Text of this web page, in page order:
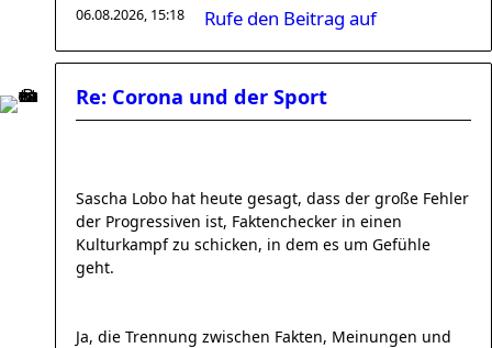
06.08.2026, 15:18
Rufe den Beitrag auf
Re: Corona und der Sport
Sascha Lobo hat heute gesagt, dass der große Fehler
der Progressiven ist, Faktenchecker in einen
Kulturkampf zu schicken, in dem es um Gefühle
geht.
Ja, die Trennung zwischen Fakten, Meinungen und